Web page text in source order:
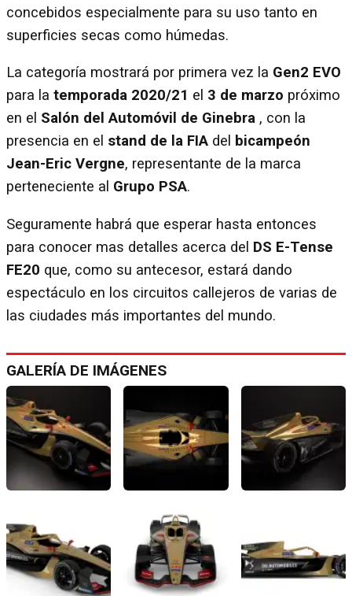
concebidos especialmente para su uso tanto en
superficies secas como húmedas.
La categoría mostrará por primera vez la Gen2 EVO
para la temporada 2020/21 el 3 de marzo próximo
en el Salón del Automóvil de Ginebra , con la
presencia en el stand de la FIA del bicampeón
Jean-Eric Vergne, representante de la marca
perteneciente al Grupo PSA.
Seguramente habrá que esperar hasta entonces
para conocer mas detalles acerca del DS E-Tense
FE20 que, como su antecesor, estará dando
espectáculo en los circuitos callejeros de varias de
las ciudades más importantes del mundo.
GALERÍA DE IMÁGENES